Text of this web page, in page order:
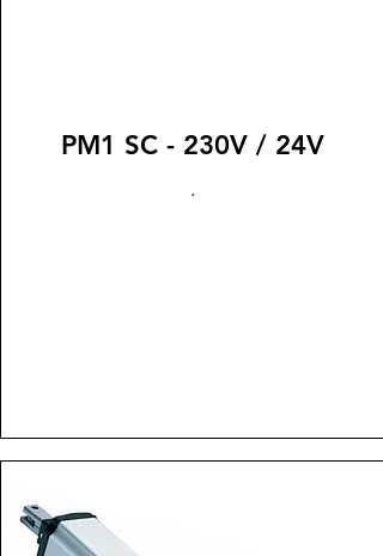
PM1 SC - 230V / 24V
.